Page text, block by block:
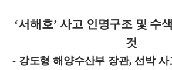
‘서해호’ 사고 인명구조 및 수
것
- 강도형 해양수산부 장관, 선박